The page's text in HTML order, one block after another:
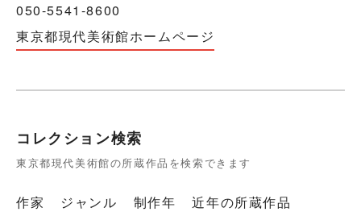
050-5541-8600
東京都現代美術館ホームページ
コレクション検索
東京都現代美術館の所蔵作品を検索できます
作家 ジャンル 制作年 近年の所蔵作品